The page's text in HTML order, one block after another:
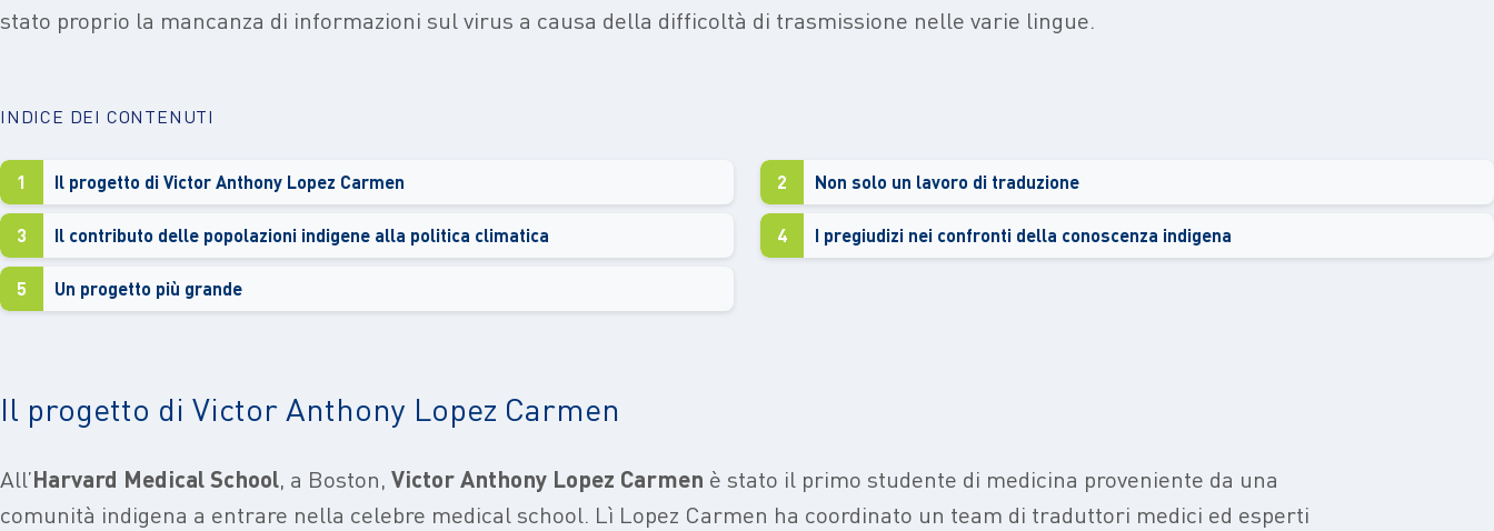
stato proprio la mancanza di informazioni sul virus a causa della difficoltà di trasmissione nelle varie lingue.
INDICE DEI CONTENUTI
1 Il progetto di Victor Anthony Lopez Carmen 2 Non solo un lavoro di traduzione
3 Il contributo delle popolazioni indigene alla politica climatica 4 I pregiudizi nei confronti della conoscenza indigena
5 Un progetto più grande
Il progetto di Victor Anthony Lopez Carmen
All’Harvard Medical School, a Boston, Victor Anthony Lopez Carmen è stato il primo studente di medicina proveniente da una
comunità indigena a entrare nella celebre medical school. Lì Lopez Carmen ha coordinato un team di traduttori medici ed esperti